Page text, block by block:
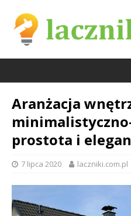
Aranżacja
prostota i
7 lipca 2020 laczniki.com.pl